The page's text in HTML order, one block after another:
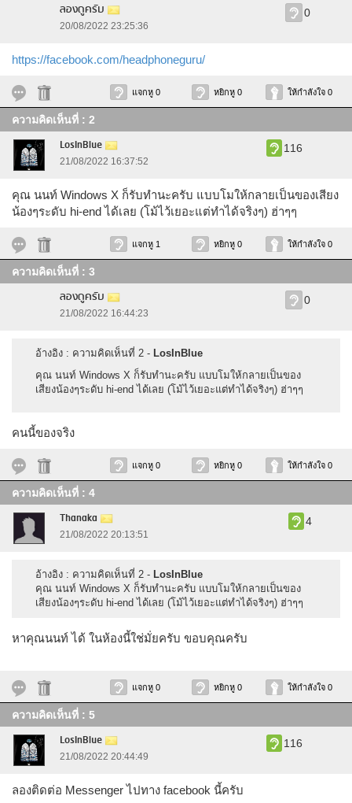
ลองดูครับ
20/08/2022 23:25:36
0
https://facebook.com/headphoneguru/
แจกหู 0 หยิกหู 0 ให้กำลังใจ 0
ความคิดเห็นที่ : 2
LosInBlue
21/08/2022 16:37:52
116
คุณ นนท์ Windows X ก็รับทำนะครับ แบบโมให้กลายเป็นของเสียง
น้องๆระดับ hi-end ได้เลย (โม้ไว้เยอะแต่ทำได้จริงๆ) ฮ่าๆๆ
แจกหู 1 หยิกหู 0 ให้กำลังใจ 0
ความคิดเห็นที่ : 3
ลองดูครับ
21/08/2022 16:44:23
0
อ้างอิง : ความคิดเห็นที่ 2 - LosInBlue
คุณ นนท์ Windows X ก็รับทำนะครับ แบบโมให้กลายเป็นของ
เสียงน้องๆระดับ hi-end ได้เลย (โม้ไว้เยอะแต่ทำได้จริงๆ) ฮ่าๆๆ
คนนี้ของจริง
แจกหู 0 หยิกหู 0 ให้กำลังใจ 0
ความคิดเห็นที่ : 4
Thanaka
21/08/2022 20:13:51
4
อ้างอิง : ความคิดเห็นที่ 2 - LosInBlue
คุณ นนท์ Windows X ก็รับทำนะครับ แบบโมให้กลายเป็นของ
เสียงน้องๆระดับ hi-end ได้เลย (โม้ไว้เยอะแต่ทำได้จริงๆ) ฮ่าๆๆ
หาคุณนนท์ ได้ ในห้องนี้ใช่มั่ยครับ ขอบคุณครับ
แจกหู 0 หยิกหู 0 ให้กำลังใจ 0
ความคิดเห็นที่ : 5
LosInBlue
21/08/2022 20:44:49
116
ลองติดต่อ Messenger ไปทาง facebook นี้ครับ